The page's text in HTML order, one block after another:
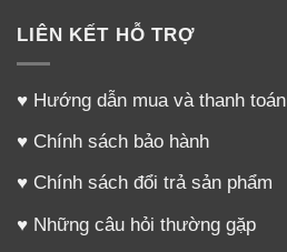
Các mức hâm nóng:
LIÊN KẾT HỖ TRỢ
♥ Hướng dẫn mua và thanh toán
♥ Chính sách bảo hành
♥ Chính sách đổi trả sản phẩm
♥ Những câu hỏi thường gặp